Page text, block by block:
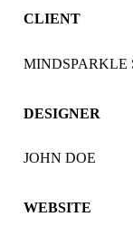
CLIENT
MINDSPARKLE
DESIGNER
JOHN DOE
WEBSITE